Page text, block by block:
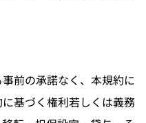
前の承諾なく、本規約に
基づく権利若しくは義務